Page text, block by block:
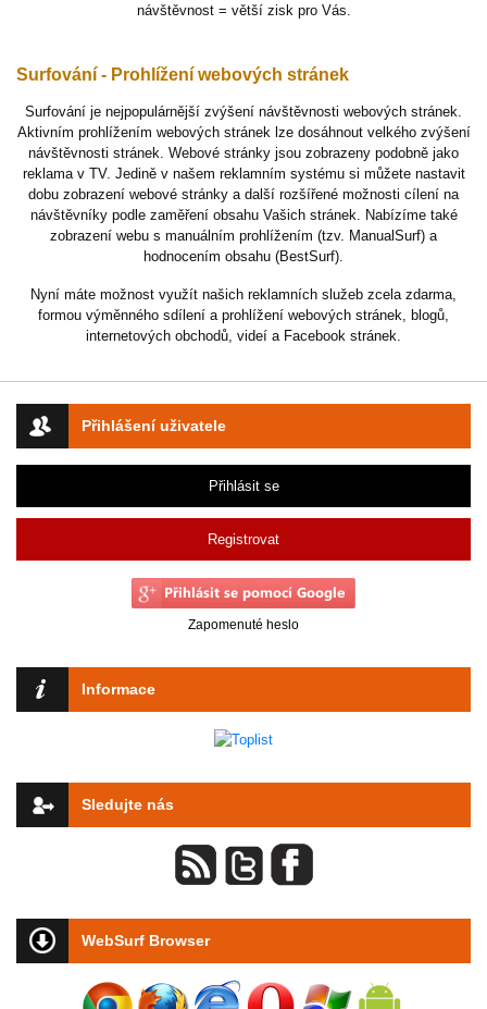
Přihlášení uživatele
Přihlásit se
Registrovat
Zapomenuté heslo
Informace
Sledujte nás
WebSurf Browser
návštěvnost = větší zisk pro Vás.
Surfování - Prohlížení webových stránek
Surfování je nejpopulárnější zvýšení návštěvnosti webových stránek.
Aktivním prohlížením webových stránek lze dosáhnout velkého zvýšení
návštěvnosti stránek. Webové stránky jsou zobrazeny podobně jako
reklama v TV. Jedině v našem reklamním systému si můžete nastavit
dobu zobrazení webové stránky a další rozšířené možnosti cílení na
návštěvníky podle zaměření obsahu Vašich stránek. Nabízíme také
zobrazení webu s manuálním prohlížením (tzv. ManualSurf) a
hodnocením obsahu (BestSurf).
Nyní máte možnost využít našich reklamních služeb zcela zdarma,
formou výměnného sdílení a prohlížení webových stránek, blogů,
internetových obchodů, videí a Facebook stránek.